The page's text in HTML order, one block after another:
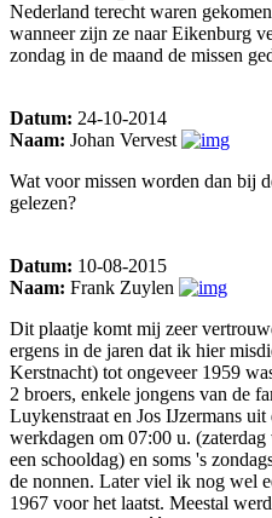
Nederland terecht waren
wanneer zijn ze naar Eikenburg
zondag in de maand de missen
Datum: 24-10-2014
Naam: Johan Vervest
Wat voor missen worden dan bij
gelezen?
Datum: 10-08-2015
Naam: Frank Zuylen
Dit plaatje komt mij zeer
ergens in de jaren dat ik hier
Kerstnacht) tot ongeveer 1959
2 broers, enkele jongens van de
Luykenstraat en Jos IJzermans
werkdagen om 07:00 u.
een schooldag) en soms 's
de nonnen. Later viel ik nog wel
1967 voor het laatst. Meestal